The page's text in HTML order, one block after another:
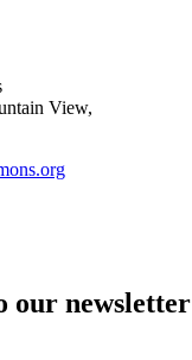
View,
our newsletter